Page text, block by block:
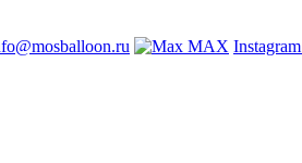
MAX Instagram